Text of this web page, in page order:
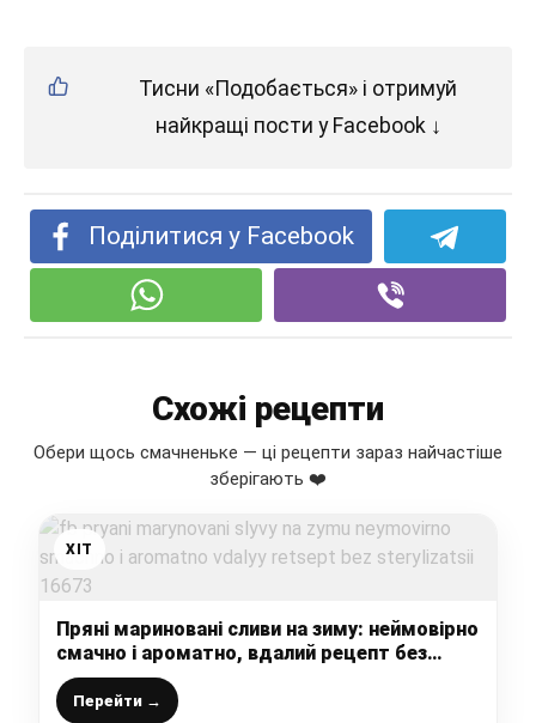
Тисни «Подобається» і отримуй
найкращі пости у Facebook ↓
Поділитися у Facebook
Схожі рецепти
Обери щось смачненьке — ці рецепти зараз найчастіше
зберігають ❤️
ХІТ
Пряні мариновані сливи на зиму: неймовірно
смачно і ароматно, вдалий рецепт без
стерилізації
Перейти →